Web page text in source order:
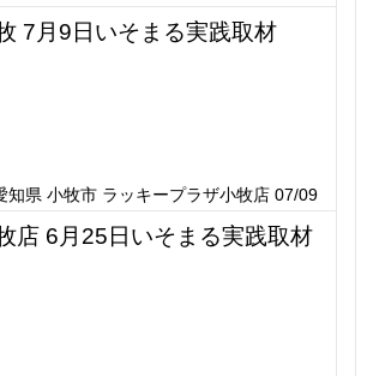
7月9日いそまる実践取材
知県 小牧市 ラッキープラザ小牧店 07/09
店 6月25日いそまる実践取材